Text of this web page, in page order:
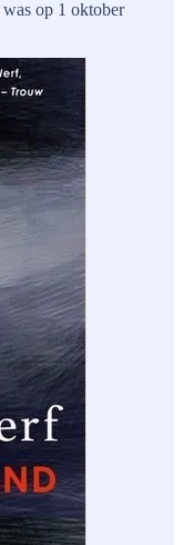
was op 1 oktober